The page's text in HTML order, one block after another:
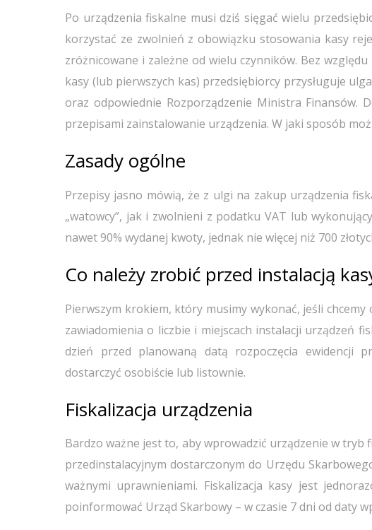
Po urządzenia fiskalne musi dziś sięgać wielu
korzystać ze zwolnień z obowiązku stosowania kasy
zróżnicowane i zależne od wielu czynników. Bez
kasy (lub pierwszych kas) przedsiębiorcy przysługuje
oraz odpowiednie Rozporządzenie Ministra Finansów.
przepisami zainstalowanie urządzenia. W jaki sposób
Zasady ogólne
Przepisy jasno mówią, że z ulgi na zakup urządzenia
„watowcy”, jak i zwolnieni z podatku VAT lub
nawet 90% wydanej kwoty, jednak nie więcej niż 700
Co należy zrobić przed instalacją
Pierwszym krokiem, który musimy wykonać, jeśli
zawiadomienia o liczbie i miejscach instalacji urządzeń
dzień przed planowaną datą rozpoczęcia ewidencji
dostarczyć osobiście lub listownie.
Fiskalizacja urządzenia
Bardzo ważne jest to, aby wprowadzić urządzenie w
przedinstalacyjnym dostarczonym do Urzędu
ważnymi uprawnieniami. Fiskalizacja kasy jest
poinformować Urząd Skarbowy – w czasie 7 dni od daty